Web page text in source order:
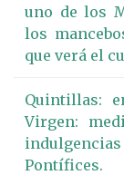
uno de los
los
que verá el
Quintillas:
Virgen:
Pontífices.